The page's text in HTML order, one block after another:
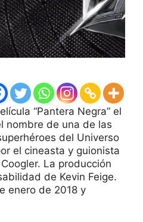
“Pantera Negra” el
nombre de una de las
del Universo
el cineasta y guionista
La producción
de Kevin Feige.
enero de 2018 y